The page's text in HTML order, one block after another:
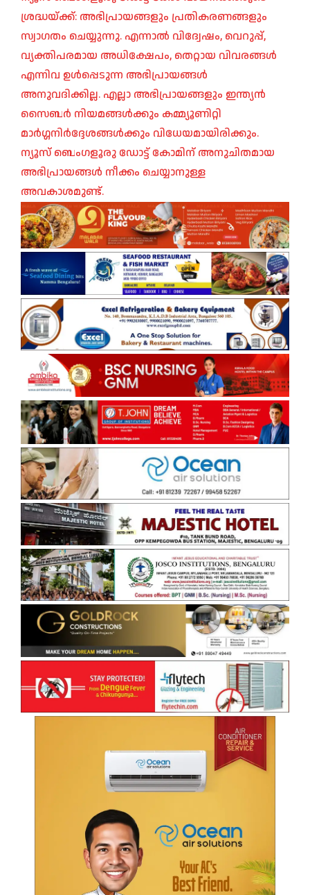
ശ്രദ്ധയ്ക്ക്: അഭിപ്രായങ്ങളും പ്രതികരണങ്ങളും
സ്വാഗതം ചെയ്യുന്നു. എന്നാൽ വിദ്വേഷം, വെറുപ്പ്,
വ്യക്തിപരമായ അധിക്ഷേപം, തെറ്റായ വിവരങ്ങൾ
എന്നിവ ഉൾപ്പെടുന്ന അഭിപ്രായങ്ങൾ
അനുവദിക്കില്ല. എല്ലാ അഭിപ്രായങ്ങളും ഇന്ത്യൻ
സൈബർ നിയമങ്ങൾക്കും കമ്മ്യൂണിറ്റി
മാർഗ്ഗനിർദ്ദേശങ്ങൾക്കും വിധേയമായിരിക്കും.
ന്യൂസ് ബെംഗളൂരു ഡോട്ട് കോമിന് അനുചിതമായ
അഭിപ്രായങ്ങൾ നീക്കം ചെയ്യാനുള്ള
അവകാശമുണ്ട്.